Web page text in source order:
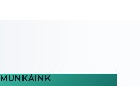
MUNKÁINK